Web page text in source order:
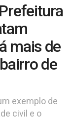
mais de
de
exemplo de
civil e o